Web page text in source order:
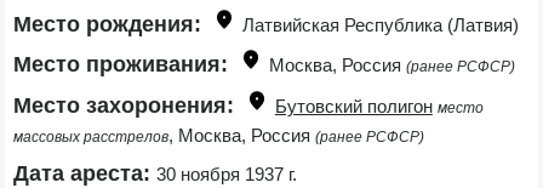
Место рождения: Латвийская Республика (Латвия)
Место проживания: Москва, Россия (ранее РСФСР)
Место захоронения: Бутовский полигон место
массовых расстрелов, Москва, Россия (ранее РСФСР)
Дата ареста: 30 ноября 1937 г.